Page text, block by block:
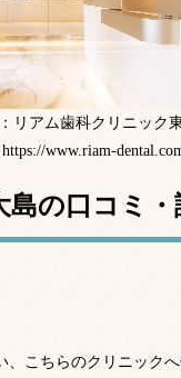
リアム歯科クリニック
https://www.riam-
の口コミ・
こちらのクリニックへ